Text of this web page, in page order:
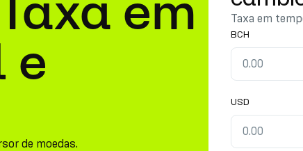
e
de moedas.
Taxa em
BCH
USD